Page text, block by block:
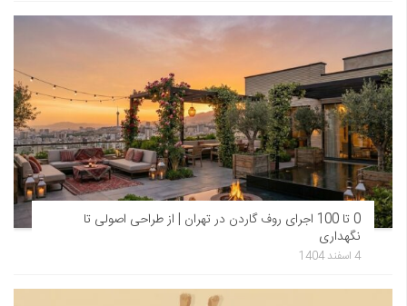
0 تا 100 اجرای روف گاردن در تهران | از طراحی اصولی تا
نگهداری
4 اسفند 1404